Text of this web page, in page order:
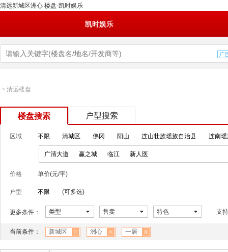
清远新城区洲心 楼盘-凯时娱乐
凯时娱乐
> 清远楼盘
楼盘搜索 户型搜索
区域 不限 清城区 佛冈 阳山 连山壮族瑶族自治县 连南
广清大道 赢之城 临江 新人医
价格 单价(元/平)
户型 不限 (可多选)
更多条件： 类型 售卖 特色 支
当前条件： 新城区 洲心 一居